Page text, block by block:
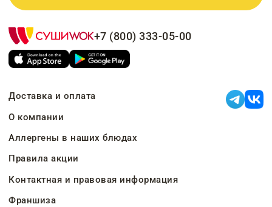
+7 (800) 333-05-00
Доставка и оплата
О компании
Аллергены в наших блюдах
Правила акции
Контактная и правовая информация
Франшиза